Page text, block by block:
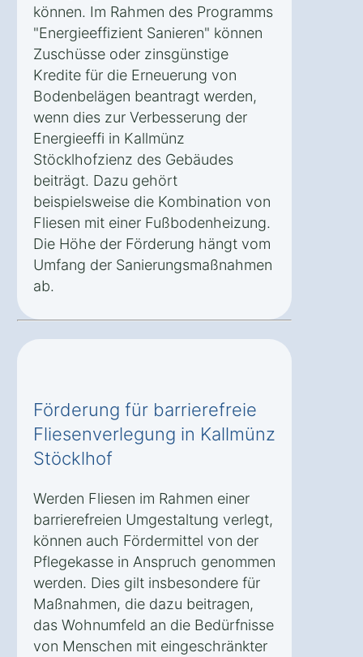
können. Im Rahmen des Programms
"Energieeffizient Sanieren" können
Zuschüsse oder zinsgünstige
Kredite für die Erneuerung von
Bodenbelägen beantragt werden,
wenn dies zur Verbesserung der
Energieeffi in Kallmünz
Stöcklhofzienz des Gebäudes
beiträgt. Dazu gehört
beispielsweise die Kombination von
Fliesen mit einer Fußbodenheizung.
Die Höhe der Förderung hängt vom
Umfang der Sanierungsmaßnahmen
ab.
Förderung für barrierefreie
Fliesenverlegung in Kallmünz
Stöcklhof
Werden Fliesen im Rahmen einer
barrierefreien Umgestaltung verlegt,
können auch Fördermittel von der
Pflegekasse in Anspruch genommen
werden. Dies gilt insbesondere für
Maßnahmen, die dazu beitragen,
das Wohnumfeld an die Bedürfnisse
von Menschen mit eingeschränkter